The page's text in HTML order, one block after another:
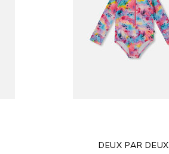
DEUX PAR DEUX